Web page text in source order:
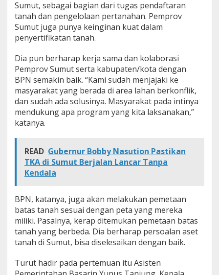
Sumut, sebagai bagian dari tugas pendaftaran
tanah dan pengelolaan pertanahan. Pemprov
Sumut juga punya keinginan kuat dalam
penyertifikatan tanah.
Dia pun berharap kerja sama dan kolaborasi
Pemprov Sumut serta kabupaten/kota dengan
BPN semakin baik. “Kami sudah menjajaki ke
masyarakat yang berada di area lahan berkonflik,
dan sudah ada solusinya. Masyarakat pada intinya
mendukung apa program yang kita laksanakan,”
katanya.
READ Gubernur Bobby Nasution Pastikan
TKA di Sumut Berjalan Lancar Tanpa
Kendala
BPN, katanya, juga akan melakukan pemetaan
batas tanah sesuai dengan peta yang mereka
miliki. Pasalnya, kerap ditemukan pemetaan batas
tanah yang berbeda. Dia berharap persoalan aset
tanah di Sumut, bisa diselesaikan dengan baik.
Turut hadir pada pertemuan itu Asisten